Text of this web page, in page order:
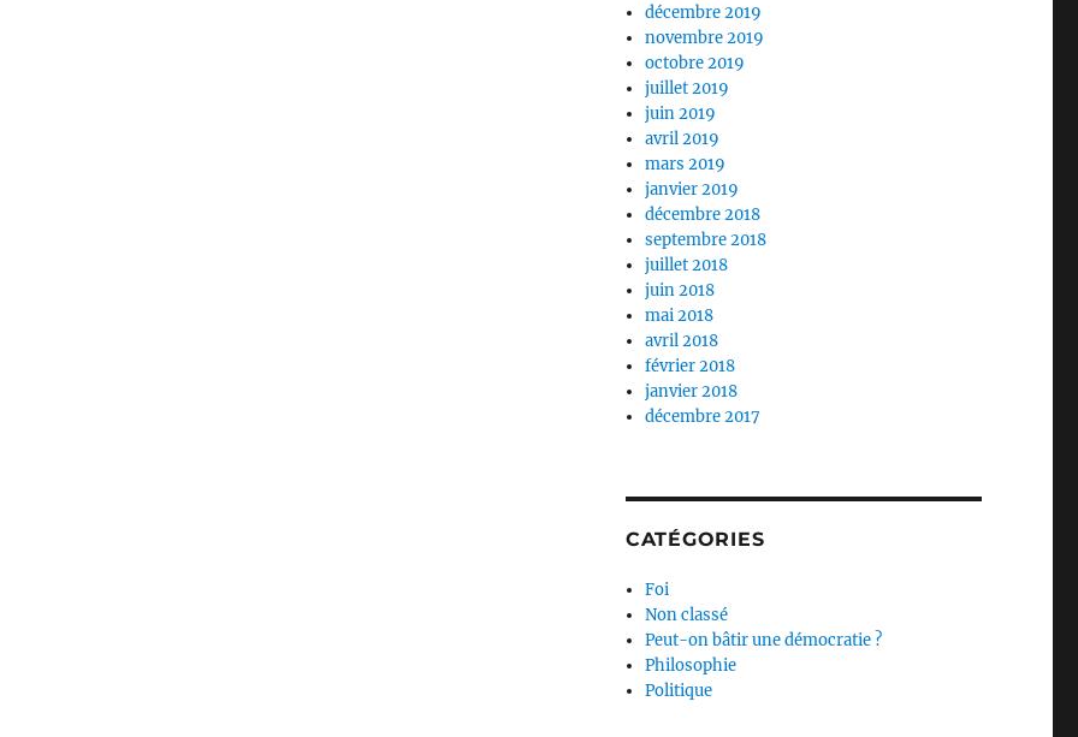
décembre 2019
novembre 2019
octobre 2019
juillet 2019
juin 2019
avril 2019
mars 2019
janvier 2019
décembre 2018
septembre 2018
juillet 2018
juin 2018
mai 2018
avril 2018
février 2018
janvier 2018
décembre 2017
CATÉGORIES
Foi
Non classé
Peut-on bâtir une démocratie ?
Philosophie
Politique